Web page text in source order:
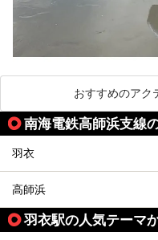
おすすめのアク
南海電鉄高師浜支線
羽衣
高師浜
羽衣駅の人気テーマ